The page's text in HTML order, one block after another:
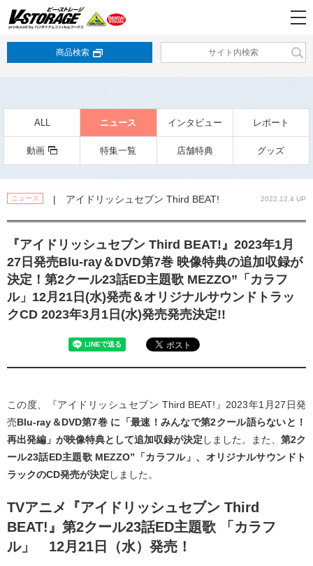
商品検索
ALL ニュース インタビュー レポート
動画 特集一覧 店舗特典 グッズ
ニュース | アイドリッシュセブン Third BEAT! 2022.12.4 UP
『アイドリッシュセブン Third BEAT!』2023年1月
27日発売Blu-ray＆DVD第7巻 映像特典の追加収録が
決定！第2クール23話ED主題歌 MEZZO”「カラフ
ル」12月21日(水)発売＆オリジナルサウンドトラッ
クCD 2023年3月1日(水)発売発売決定!!
この度、『アイドリッシュセブン Third BEAT!』2023年1月27日発
売Blu-ray＆DVD第7巻 に「最速！みんなで第2クール語らないと！
再出発編」が映像特典として追加収録が決定 しました。また、 第2ク
ール23話ED主題歌 MEZZO”「カラフル」、オリジナルサウンドト
ラックのCD発売が決定 しました。
TVアニメ『アイドリッシュセブン Third
BEAT!』第2クール23話ED主題歌 「カラフ
ル」 12月21日（水）発売！